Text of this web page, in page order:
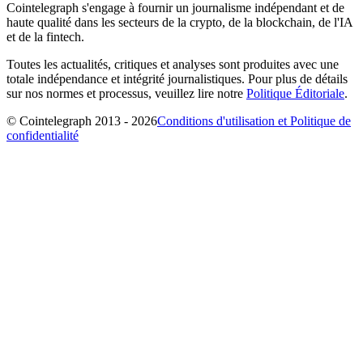
Cointelegraph s'engage à fournir un journalisme indépendant et de
haute qualité dans les secteurs de la crypto, de la blockchain, de l'IA
et de la fintech.
Toutes les actualités, critiques et analyses sont produites avec une
totale indépendance et intégrité journalistiques. Pour plus de détails
sur nos normes et processus, veuillez lire notre Politique Éditoriale.
© Cointelegraph 2013 - 2026Conditions d'utilisation et Politique de
confidentialité